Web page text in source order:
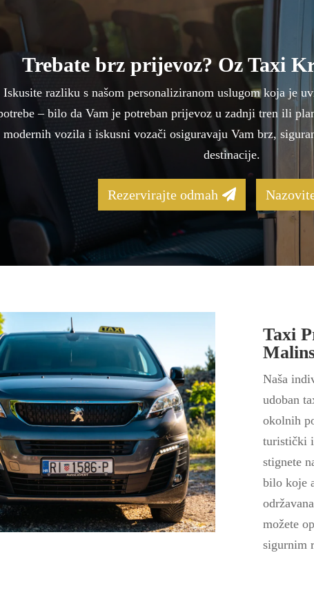
Trebate brz prijevoz? Oz Taxi
Iskusite razliku s našom personaliziranom uslugom koja je
– bilo da Vam je potreban prijevoz u zadnji tren ili
modernih vozila i iskusni vozači osiguravaju Vam brz,
destinacije.
Rezervirajte odmah
Taxi
Naša
udoban
okolnih
turistički
stignete
bilo koje
možete
sigurnim